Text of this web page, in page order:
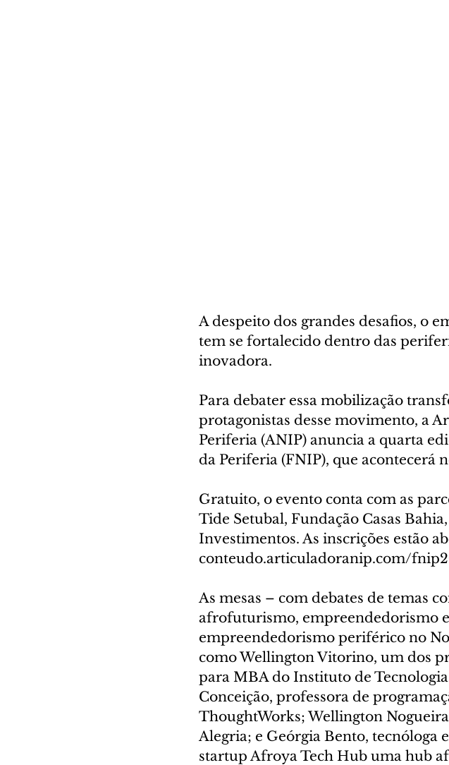
A despeito dos grandes desafios, o
tem se fortalecido dentro das
inovadora.
Para debater essa mobilização
protagonistas desse movimento, a
Periferia (ANIP) anuncia a quarta
da Periferia (FNIP), que acontecerá
Gratuito, o evento conta com as
Tide Setubal, Fundação Casas
Investimentos. As inscrições estão
conteudo.articuladoranip.com/
As mesas – com debates de temas
afrofuturismo, empreendedorismo
empreendedorismo periférico no
como Wellington Vitorino, um dos
para MBA do Instituto de
Conceição, professora de
ThoughtWorks; Wellington
Alegria; e Geórgia Bento, tecnóloga
startup Afroya Tech Hub uma hub